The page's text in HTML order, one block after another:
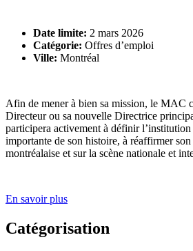
Date limite: 2 mars 2026
Catégorie: Offres d’emploi
Ville: Montréal
Afin de mener à bien sa mission, le MAC
Directeur ou sa nouvelle Directrice
participera activement à définir l’institution
importante de son histoire, à réaffirmer
montréalaise et sur la scène nationale et
En savoir plus
Catégorisation